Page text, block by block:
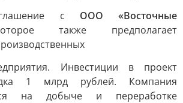
с ООО «Восточные
также предполагает
Инвестиции в проект
1 млрд рублей. Компания
на добыче и переработке